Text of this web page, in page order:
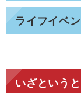
ライフイベ
いざという